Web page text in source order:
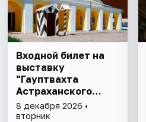
Входной билет на
выставку
"Гауптвахта
Астраханского
гарнизона. XIX в."
8 декабря 2026 •
вторник